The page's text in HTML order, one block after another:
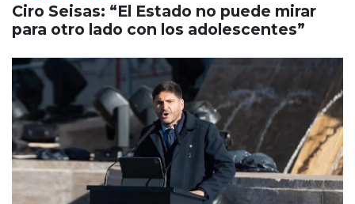
Ciro Seisas: “El Estado no puede mirar
para otro lado con los adolescentes”